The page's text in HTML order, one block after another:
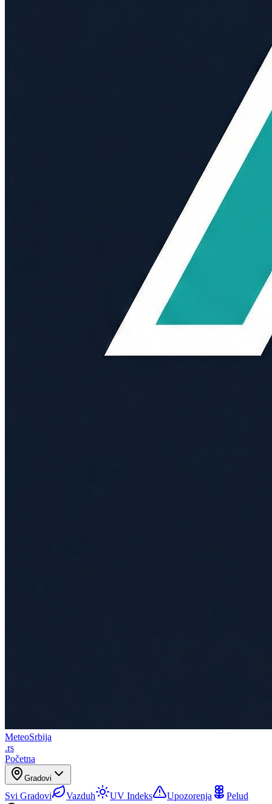
MeteoSrbija
.rs
Početna
Gradovi
Svi Gradovi Vazduh UV Indeks Upozorenja Pelud